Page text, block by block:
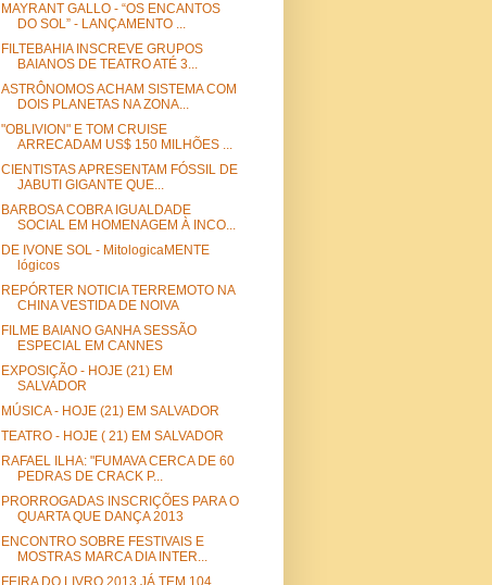
MAYRANT GALLO - “OS ENCANTOS
DO SOL” - LANÇAMENTO ...
FILTEBAHIA INSCREVE GRUPOS
BAIANOS DE TEATRO ATÉ 3...
ASTRÔNOMOS ACHAM SISTEMA COM
DOIS PLANETAS NA ZONA...
"OBLIVION" E TOM CRUISE
ARRECADAM US$ 150 MILHÕES ...
CIENTISTAS APRESENTAM FÓSSIL DE
JABUTI GIGANTE QUE...
BARBOSA COBRA IGUALDADE
SOCIAL EM HOMENAGEM À INCO...
DE IVONE SOL - MitologicaMENTE
lógicos
REPÓRTER NOTICIA TERREMOTO NA
CHINA VESTIDA DE NOIVA
FILME BAIANO GANHA SESSÃO
ESPECIAL EM CANNES
EXPOSIÇÃO - HOJE (21) EM
SALVADOR
MÚSICA - HOJE (21) EM SALVADOR
TEATRO - HOJE ( 21) EM SALVADOR
RAFAEL ILHA: "FUMAVA CERCA DE 60
PEDRAS DE CRACK P...
PRORROGADAS INSCRIÇÕES PARA O
QUARTA QUE DANÇA 2013
ENCONTRO SOBRE FESTIVAIS E
MOSTRAS MARCA DIA INTER...